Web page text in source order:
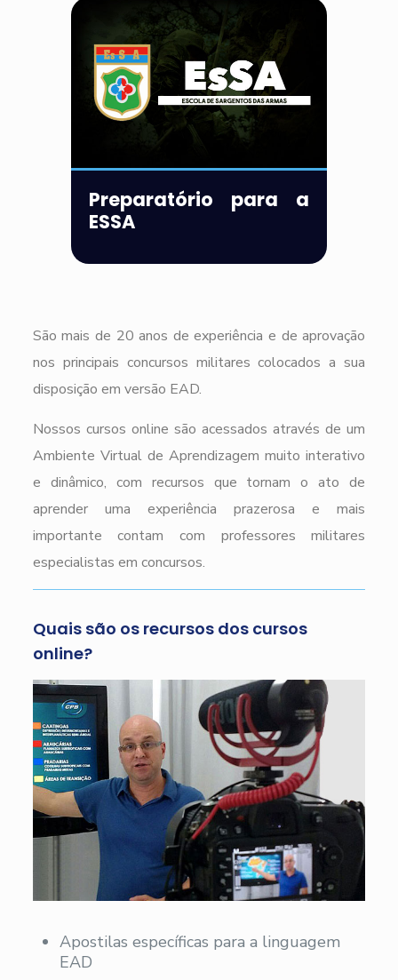
Preparatório para a
ESSA
São mais de 20 anos de experiência e de aprovação
nos principais concursos militares colocados a sua
disposição em versão EAD.
Nossos cursos online são acessados através de um
Ambiente Virtual de Aprendizagem muito interativo
e dinâmico, com recursos que tornam o ato de
aprender uma experiência prazerosa e mais
importante contam com professores militares
especialistas em concursos.
Quais são os recursos dos cursos
online?
Apostilas específicas para a linguagem
EAD